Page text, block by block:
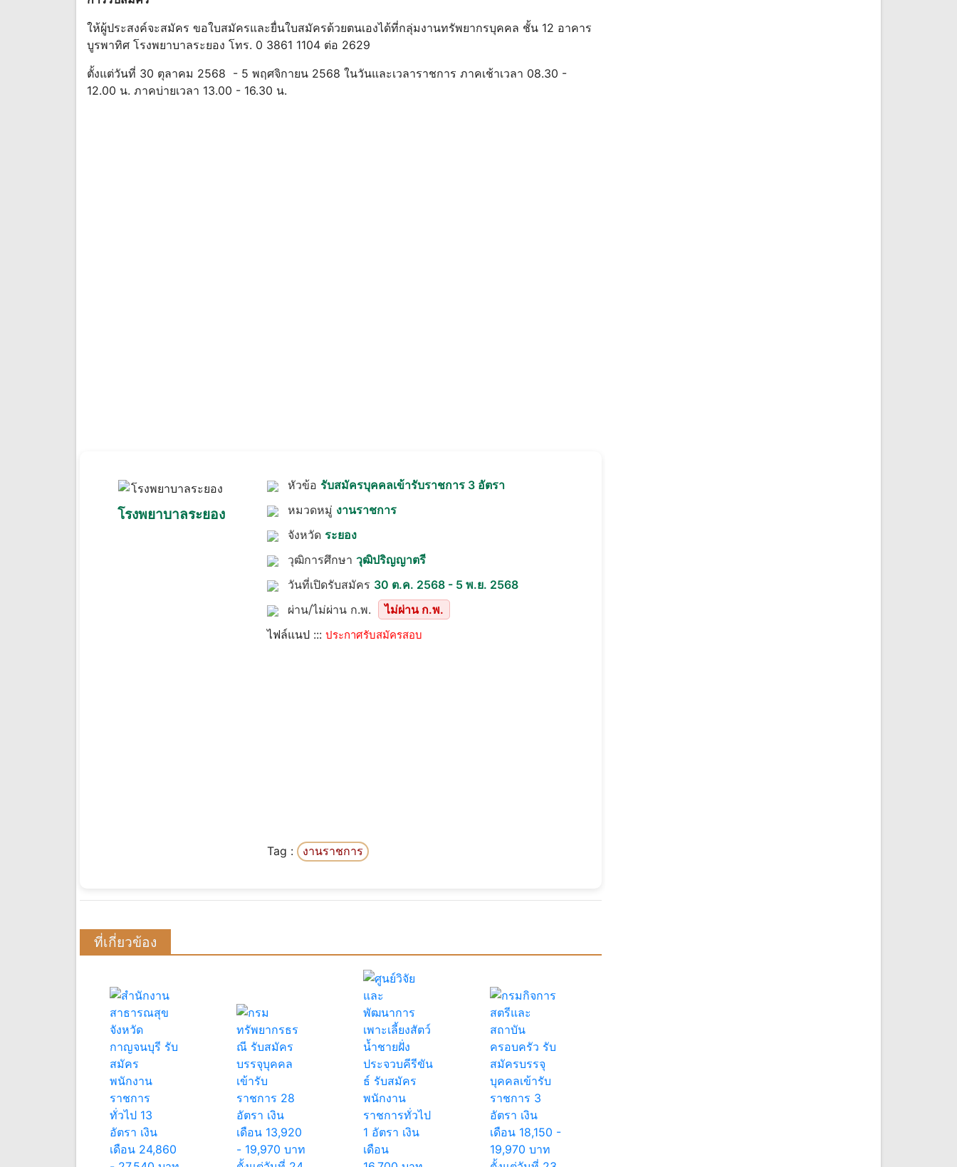
ให้ผู้ประสงค์จะสมัคร ขอใบสมัครและยื่นใบสมัครด้วยตนเองได้ที่กลุ่มงานทรัพยากรบุคคล ชั้น 12 อาคาร
บูรพาทิศ โรงพยาบาลระยอง โทร. 0 3861 1104 ต่อ 2629
ตั้งแต่วันที่ 30 ตุลาคม 2568 - 5 พฤศจิกายน 2568 ในวันและเวลาราชการ ภาคเช้าเวลา 08.30 -
12.00 น. ภาคบ่ายเวลา 13.00 - 16.30 น.
โรงพยาบาลระยอง
หัวข้อ รับสมัครบุคคลเข้ารับราชการ 3 อัตรา
หมวดหมู่ งานราชการ
จังหวัด ระยอง
วุฒิการศึกษา วุฒิปริญญาตรี
วันที่เปิดรับสมัคร 30 ต.ค. 2568 - 5 พ.ย. 2568
ผ่าน/ไม่ผ่าน ก.พ.
ไม่ผ่าน ก.พ.
ไฟล์แนป ::: ประกาศรับสมัครสอบ
Tag : งานราชการ
ที่เกี่ยวข้อง